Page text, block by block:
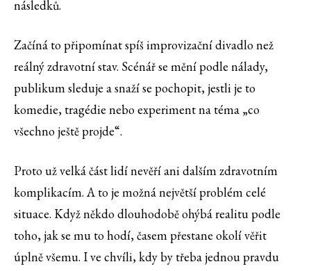
následků.
Začíná to připomínat spíš improvizační divadlo než
reálný zdravotní stav. Scénář se mění podle nálady,
publikum sleduje a snaží se pochopit, jestli je to
komedie, tragédie nebo experiment na téma „co
všechno ještě projde“.
Proto už velká část lidí nevěří ani dalším zdravotním
komplikacím. A to je možná největší problém celé
situace. Když někdo dlouhodobě ohýbá realitu podle
toho, jak se mu to hodí, časem přestane okolí věřit
úplně všemu. I ve chvíli, kdy by třeba jednou pravdu